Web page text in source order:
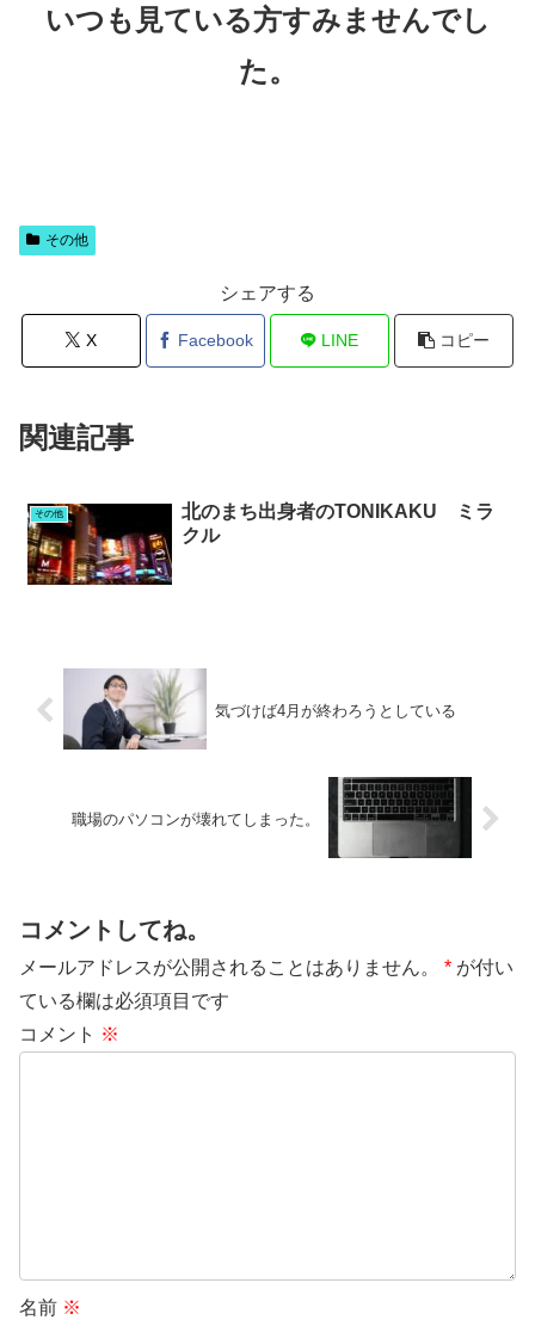
いつも見ている方すみませんでし
た。
その他
シェアする
X Facebook LINE コピー
関連記事
その他
北のまち出身者のTONIKAKU ミラ
クル
気づけば4月が終わろうとしている
職場のパソコンが壊れてしまった。
コメントしてね。
メールアドレスが公開されることはありません。 * が付い
ている欄は必須項目です
コメント ※
名前 ※